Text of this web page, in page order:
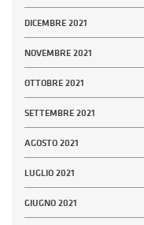
DICEMBRE 2021
NOVEMBRE 2021
OTTOBRE 2021
SETTEMBRE 2021
AGOSTO 2021
LUGLIO 2021
GIUGNO 2021